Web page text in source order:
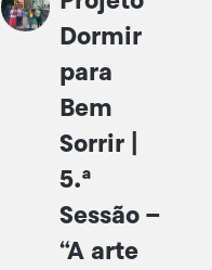
Dormir
para
Bem
Sorrir |
5.ª
Sessão –
“A arte